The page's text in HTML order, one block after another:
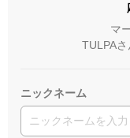
マ
TULPA
ニックネーム